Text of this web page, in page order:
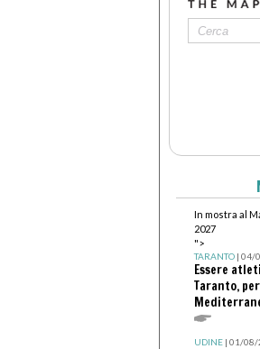
In mostra al
2027
">
TARANTO| 04/
Essere
Taranto,
UDINE| 01/08/